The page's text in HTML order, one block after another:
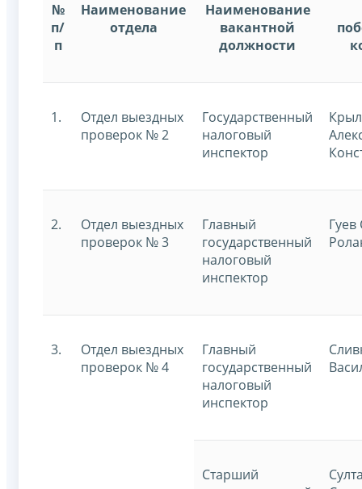
№
п/
п
Наименование
отдела
Наименование
вакантной
должности
1.
Отдел выездных
проверок № 2
Государственный
налоговый
инспектор
2.
Отдел выездных
проверок № 3
Главный
государственный
налоговый
инспектор
Гуев
3.
Отдел выездных
проверок № 4
Главный
государственный
налоговый
инспектор
Старший